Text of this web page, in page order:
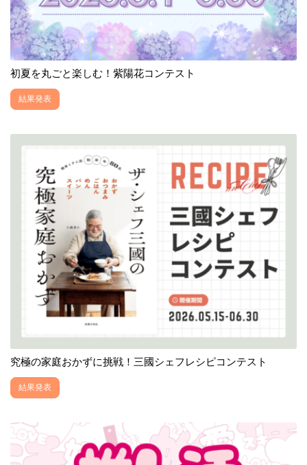
初夏を丸ごと楽しむ！紫陽花コンテスト
結果発表
究極の家庭おかずに挑戦！三國シェフレシピコンテスト
結果発表